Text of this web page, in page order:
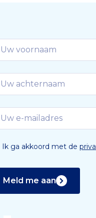
Ik ga akkoord met de
Meld me aan